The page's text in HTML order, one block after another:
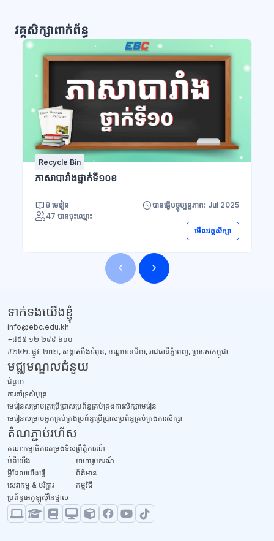
វគ្គសិក្សាពាក់ព័ន្ធ
Recycle Bin
ភាសាបារាំងថ្នាក់ទី១០ខ
8 មេរៀន
បានធ្វើបច្ចុប្បន្នភាព: Jul 2025
47 បានចុះឈ្មោះ
មើលវគ្គសិក្សា
តំណភ្ជាប់រហ័ស
គណៈកម្មាធិការតម្រង់ទិស
អំពីយើង
អ្វីដែលយើងធ្វើ
សេវាកម្ម & បរិក្ខារ
ប្រព័ន្ធអេកូឡូស៊ីនៃថ្នាល
ព្រឹត្តិការណ៍
អាហារូបករណ៍
ព័ត៌មាន
កម្មវិធី
មជ្ឈមណ្ឌលជំនួយ
ជំនួយ
​ការគាំទ្រសំបុត្រ
មេរៀនសម្រាប់គ្រូប្រើប្រាស់ប្រព័ន្ធគ្រប់គ្រងការសិក្សាមេរៀន
មេរៀនសម្រាប់អ្នកគ្រប់គ្រងប្រព័ន្ធប្រើប្រាស់ប្រព័ន្ធគ្រប់គ្រងការសិក្សា
ទាក់ទង​យើងខ្ញុំ
info@ebc.edu.kh
+៨៥៥ ១២ ២៩៩ ៦០០
#២៤២, ផ្លូវ. ២៧១, សង្កាតបឹងទំពុន, ខណ្ឌមានជ័យ, រាជធានីភ្នំពេញ, ប្រទេសកម្ពុជា